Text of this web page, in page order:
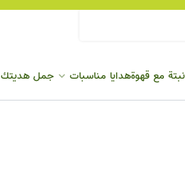
نبتة مع قهوةهدايا مناسبات جمل هديتك